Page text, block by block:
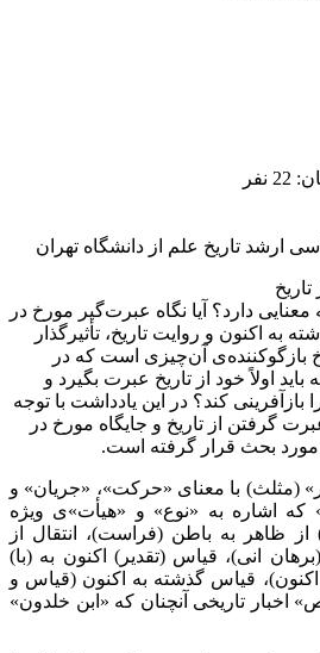
22 نفر
ارشد تاریخ علم از دانشگاه تهران
دارد؟ آیا نگاه عبرت‌گیر مورخ در
به اکنون و روایت تاریخ، تأثیرگذار
بازگوکننده‌ی آن‌چیزی است که در
اولاً خود از تاریخ عبرت بگیرد و
بازآفرینی کند؟ در این یادداشت با توجه
گرفتن از تاریخ و جایگاه مورخ در
مورد بحث قرار گرفته است.
(مثلث) با معنای «حرکت»، «جریان» و
که اشاره به «نوع» و «هیأت»ی ویژه
ظاهر به باطن (فراست)، انتقال از
انی)، قیاس (تقدیر) اکنون به (با)
قیاس گذشته به اکنون (قیاس و
اخبار تاریخی آنچنان که «ابن خلدون»